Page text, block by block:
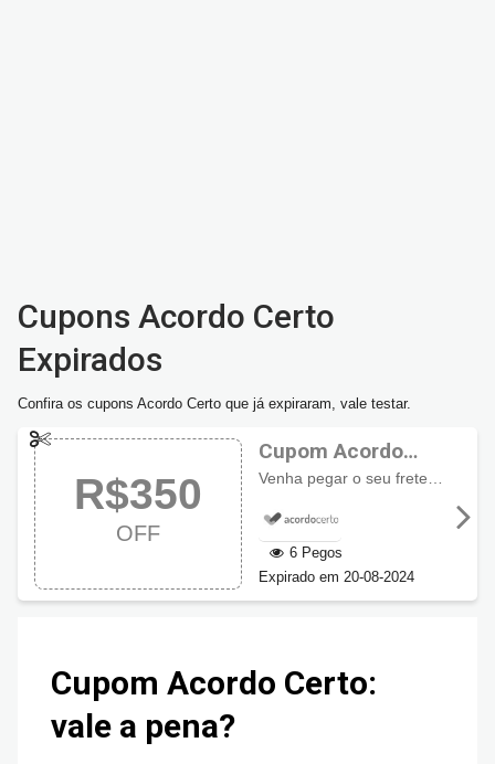
Cupons Acordo Certo
Expirados
Confira os cupons Acordo Certo que já expiraram, vale testar.
R$350
OFF
Cupom Acordo
Certo R$350 OFF
6 Pegos
Expirado em 20-08-2024
Cupom Acordo Certo:
vale a pena?